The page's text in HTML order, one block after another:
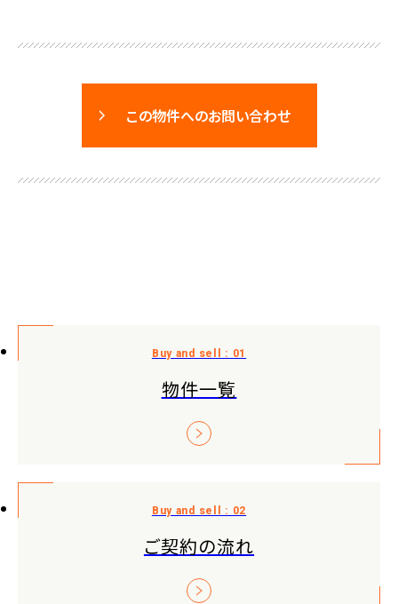
この物件へのお問い合わせ
物件一覧
ご契約の流れ